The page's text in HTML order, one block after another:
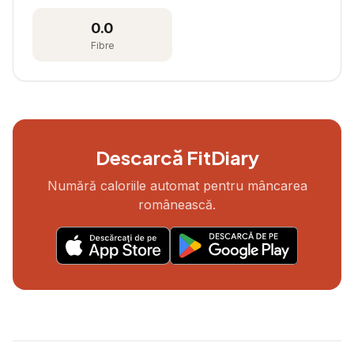
0.0
Fibre
Descarcă FitDiary
Numără caloriile automat pentru mâncarea
românească.